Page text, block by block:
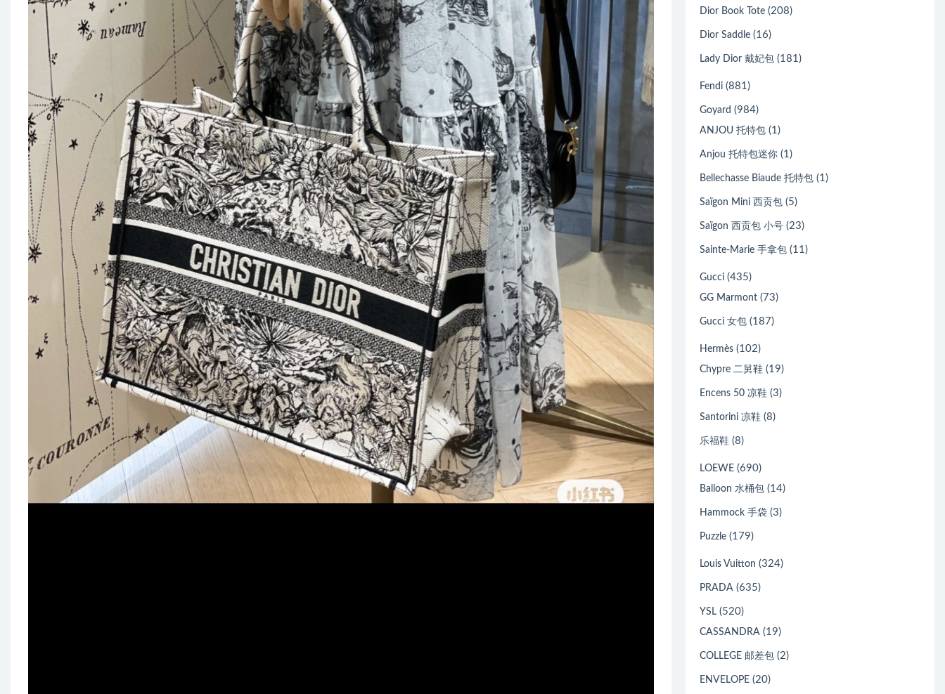
Dior Book Tote (208)
Dior Saddle (16)
Lady Dior 戴妃包 (181)
Fendi (881)
Goyard (984)
ANJOU 托特包 (1)
Anjou 托特包迷你 (1)
Bellechasse Biaude 托特包 (1)
Saïgon Mini 西贡包 (5)
Saïgon 西贡包 小号 (23)
Sainte-Marie 手拿包 (11)
Gucci (435)
GG Marmont (73)
Gucci 女包 (187)
Hermès (102)
Chypre 二舅鞋 (19)
Encens 50 凉鞋 (3)
Santorini 凉鞋 (8)
乐福鞋 (8)
LOEWE (690)
Balloon 水桶包 (14)
Hammock 手袋 (3)
Puzzle (179)
Louis Vuitton (324)
PRADA (635)
YSL (520)
CASSANDRA (19)
COLLEGE 邮差包 (2)
ENVELOPE (20)